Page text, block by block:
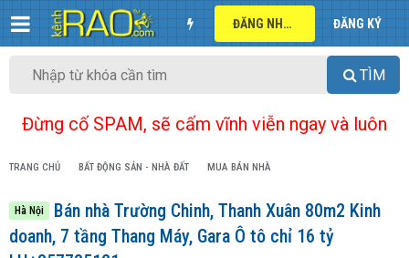
ĐĂNG NHẬP ĐĂNG KÝ
TÌM
Đừng cố SPAM, sẽ cấm vĩnh viễn ngay và luôn
TRANG CHỦ BẤT ĐỘNG SẢN - NHÀ ĐẤT MUA BÁN NHÀ
Hà Nội
Bán nhà Trường Chinh, Thanh Xuân 80m2 Kinh
doanh, 7 tầng Thang Máy, Gara Ô tô chỉ 16 tỷ